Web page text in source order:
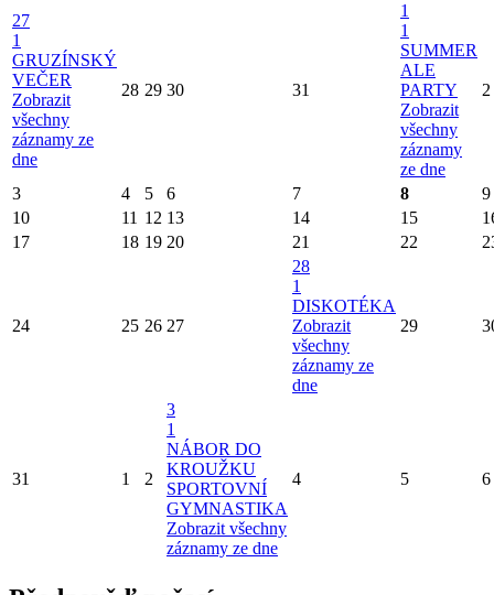
27
1
GRUZÍNSKÝ
VEČER
Zobrazit
všechny
záznamy ze
dne
28 29 30 31
1
1
SUMMER
ALE
PARTY
Zobrazit
všechny
záznamy
ze dne
2
3 4 5 6 7 8
9
10
11 12 13 14 15
17
18 19 20 21 22
24 25 26 27
28
1
DISKOTÉKA
Zobrazit
všechny
záznamy ze
dne
29
31 1 2
3
1
NÁBOR DO
KROUŽKU
SPORTOVNÍ
GYMNASTIKA
Zobrazit všechny
záznamy ze dne
4 5 6